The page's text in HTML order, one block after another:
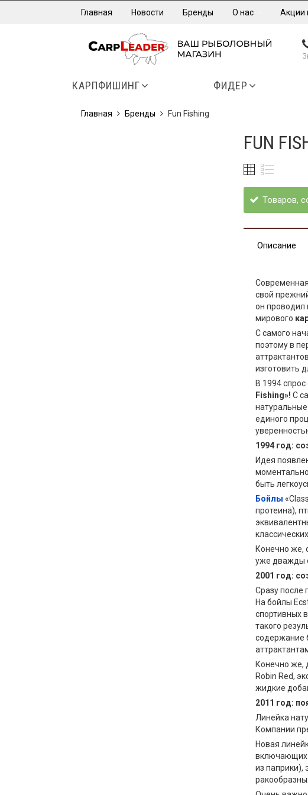
Главная Новости Бренды О нас Акции
КАРПФИШИНГ ФИДЕР
Главная Бренды Fun Fishing
FUN
Товаров,
Описание
Современная
свой
он проводил
мирового
С самого
поэтому в
изготовить
В 1994
Fishing»! С
единого
1994 год:
Идея
быть
Бойлы
протеина),
Конечно же,
уже дважды
2001 год:
Сразу после
На бойлы
спортивных
такого
содержание
Конечно же,
Robin Red,
жидкие
2011 год:
Линейка
Компании
Новая
включающих
из паприки),